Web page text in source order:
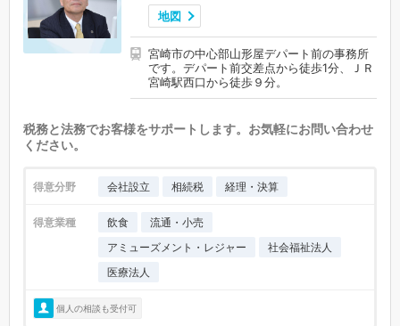
地図
宮崎市の中心部山形屋デパート前の事務所
です。デパート前交差点から徒歩1分、ＪＲ
宮崎駅西口から徒歩９分。
税務と法務でお客様をサポートします。お気軽にお問い合わせ
ください。
得意分野 会社設立 相続税 経理・決算
得意業種 飲食
流通・小売
アミューズメント・レジャー
社会福祉法人
医療法人
個人の相談も受付可